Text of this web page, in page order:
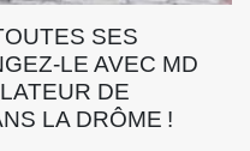
SES
LE AVEC MD
DE
LA DRÔME !